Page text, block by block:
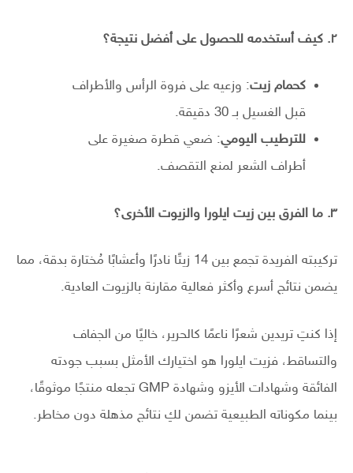
٢. كيف أستخدمه للحصول على أفضل نتيجة؟
كحمام زيت: وزعيه على فروة الرأس والأطراف
قبل الغسيل بـ 30 دقيقة.
للترطيب اليومي: ضعي قطرة صغيرة على
أطراف الشعر لمنع التقصف.
٣. ما الفرق بين زيت ايلورا والزيوت الأخرى؟
تركيبته الفريدة تجمع بين 14 زيتًا نادرًا وأعشابًا مُختارة بدقة، مما
يضمن نتائج أسرع وأكثر فعالية مقارنة بالزيوت العادية.
إذا كنتِ تريدين شعرًا ناعمًا كالحرير، خاليًا من الجفاف
والتساقط، فزيت ايلورا هو اختيارك الأمثل بسبب جودته
الفائقة وشهادات الأيزو وشهادة GMP تجعله منتجًا موثوقًا،
بينما مكوناته الطبيعية تضمن لكِ نتائج مذهلة دون مخاطر.